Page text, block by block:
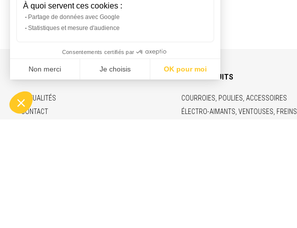
ACTUALITÉS
CONTACT
NOS PRODUITS
COURROIES, POULIES, ACCESSOIRES
ÉLECTRO-AIMANTS, VENTOUSES, FREINS